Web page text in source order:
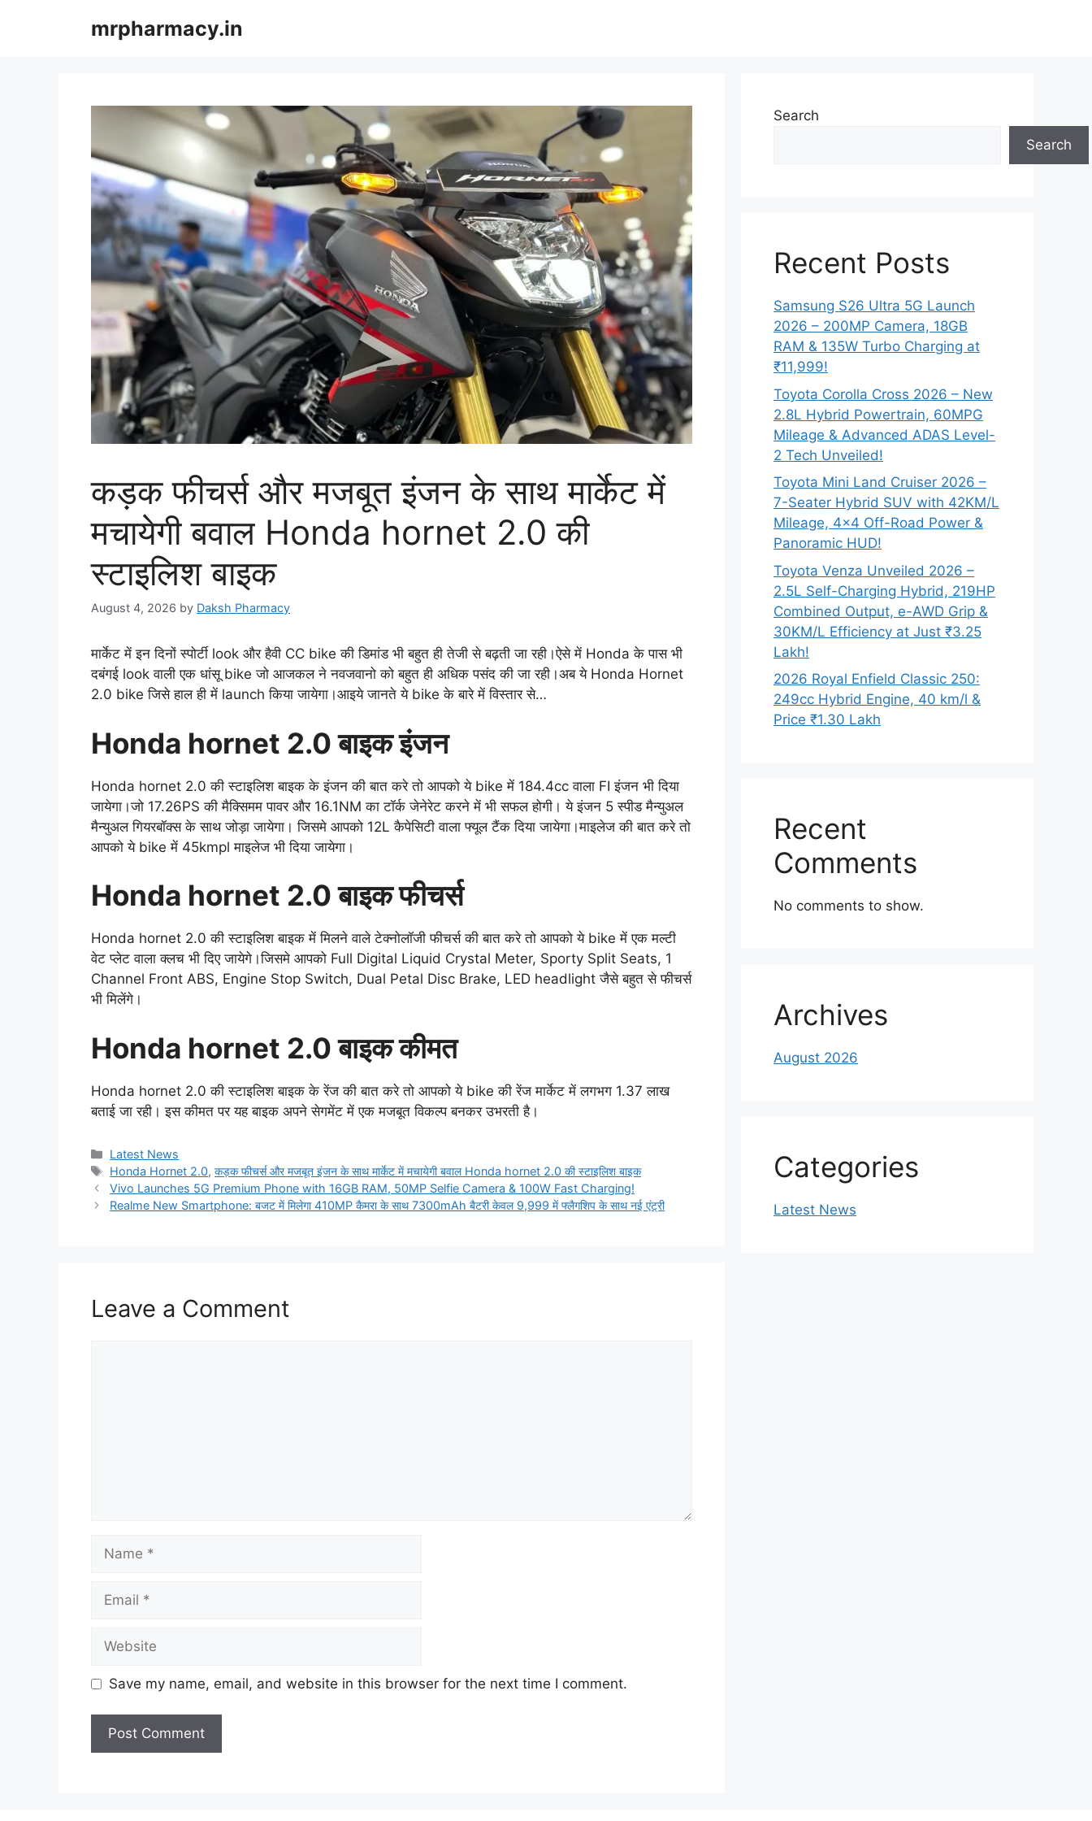
mrpharmacy.in
कड़क फीचर्स और मजबूत इंजन के साथ मार्केट में
मचायेगी बवाल Honda hornet 2.0 की
स्टाइलिश बाइक
August 4, 2026 by Daksh Pharmacy
मार्केट में इन दिनों स्पोर्टी look और हैवी CC bike की डिमांड भी बहुत ही तेजी से बढ़ती जा रही।ऐसे में Honda के पास भी
दबंगई look वाली एक धांसू bike जो आजकल ने नवजवानो को बहुत ही अधिक पसंद की जा रही।अब ये Honda Hornet
2.0 bike जिसे हाल ही में launch किया जायेगा।आइये जानते ये bike के बारे में विस्तार से…
Honda hornet 2.0 बाइक इंजन
Honda hornet 2.0 की स्टाइलिश बाइक के इंजन की बात करे तो आपको ये bike में 184.4cc वाला FI इंजन भी दिया
जायेगा।जो 17.26PS की मैक्सिमम पावर और 16.1NM का टॉर्क जेनेरेट करने में भी सफल होगी। ये इंजन 5 स्पीड मैन्युअल
मैन्युअल गियरबॉक्स के साथ जोड़ा जायेगा। जिसमे आपको 12L कैपेसिटी वाला फ्यूल टैंक दिया जायेगा।माइलेज की बात करे तो
आपको ये bike में 45kmpl माइलेज भी दिया जायेगा।
Honda hornet 2.0 बाइक फीचर्स
Honda hornet 2.0 की स्टाइलिश बाइक में मिलने वाले टेक्नोलॉजी फीचर्स की बात करे तो आपको ये bike में एक मल्टी
वेट प्लेट वाला क्लच भी दिए जायेगे।जिसमे आपको Full Digital Liquid Crystal Meter, Sporty Split Seats, 1
Channel Front ABS, Engine Stop Switch, Dual Petal Disc Brake, LED headlightजैसे बहुत से फीचर्स
भी मिलेंगे।
Honda hornet 2.0 बाइक कीमत
Honda hornet 2.0 की स्टाइलिश बाइक के रेंज की बात करे तो आपको ये bike की रेंज मार्केट में लगभग 1.37 लाख
बताई जा रही। इस कीमत पर यह बाइक अपने सेगमेंट में एक मजबूत विकल्प बनकर उभरती है।
Categories
Latest News
Tags
Honda Hornet 2.0,कड़क फीचर्स और मजबूत इंजन के साथ मार्केट में मचायेगी बवाल Honda hornet 2.0 की स्टाइलिश बाइक
Vivo Launches 5G Premium Phone with 16GB RAM, 50MP Selfie Camera & 100W Fast Charging!
Realme New Smartphone: बजट में मिलेगा 410MP कैमरा के साथ 7300mAh बैटरी केवल 9,999 में फ्लैगशिप के साथ नई एंट्री
Leave a Comment
Save my name, email, and website in this browser for the next time I comment.
Search
Search
Recent Posts
Samsung S26 Ultra 5G Launch
2026 – 200MP Camera, 18GB
RAM & 135W Turbo Charging at
₹11,999!
Toyota Corolla Cross 2026 – New
2.8L Hybrid Powertrain, 60MPG
Mileage & Advanced ADAS Level-
2 Tech Unveiled!
Toyota Mini Land Cruiser 2026 –
7-Seater Hybrid SUV with 42KM/L
Mileage, 4×4 Off-Road Power &
Panoramic HUD!
Toyota Venza Unveiled 2026 –
2.5L Self-Charging Hybrid, 219HP
Combined Output, e-AWD Grip &
30KM/L Efficiency at Just ₹3.25
Lakh!
2026 Royal Enfield Classic 250:
249cc Hybrid Engine, 40 km/l &
Price ₹1.30 Lakh
Recent
Comments
No comments to show.
Archives
August 2026
Categories
Latest News